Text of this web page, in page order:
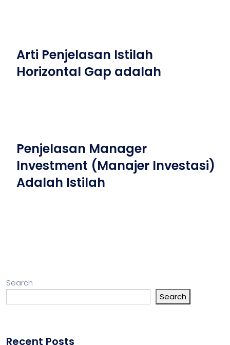
Arti Penjelasan Istilah
Horizontal Gap adalah
Penjelasan Manager
Investment (Manajer Investasi)
Adalah Istilah
Search
Search
Recent Posts